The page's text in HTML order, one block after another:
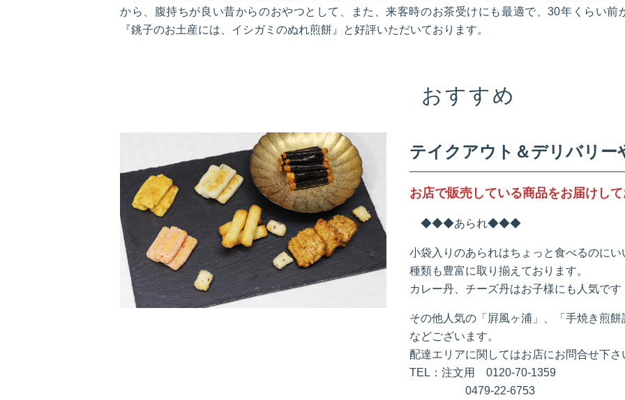
から、腹持ちが良い昔からのおやつとして、また、来客時のお茶受けにも最適で、30年くらい前
『銚子のお土産には、イシガミのぬれ煎餅』と好評いただいております。
おすすめ
テイクアウト＆デリバリー
お店で販売している商品をお届けし
◆◆◆あられ◆◆◆
小袋入りのあられはちょっと食べるのにい
種類も豊富に取り揃えております。
カレー丹、チーズ丹はお子様にも人気です
その他人気の「屛風ヶ浦」、「手焼き煎
などございます。
配達エリアに関してはお店にお問合せ下さ
TEL：注文用 0120-70-1359
0479-22-6753